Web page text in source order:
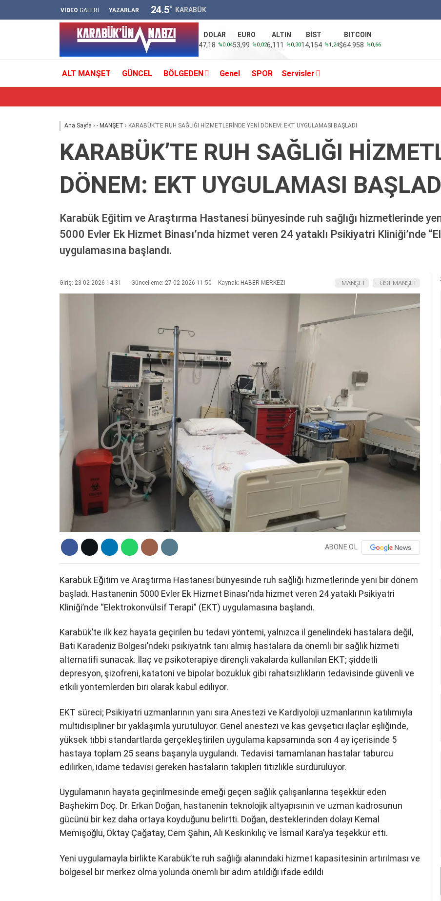
VİDEO GALERİ YAZARLAR 24.5° KARABÜK
DOLAR
47,18 %0,04
EURO
53,99 %0,02
ALTIN
6,111
%0,30
BİST
14,154 %1,24
BITCOIN
$64.958 %0,66
ALT MANŞET GÜNCEL BÖLGEDEN Genel SPOR Servisler
Ana Sayfa › - MANŞET › KARABÜK’TE RUH SAĞLIĞI HİZMETLERİNDE YENİ DÖNEM: EKT UYGULAMASI BAŞLADI
KARABÜK’TE RUH SAĞLIĞI
DÖNEM: EKT UYGULAMASI
Karabük Eğitim ve Araştırma Hastanesi bünyesinde ruh sağlığı hizmetlerinde
5000 Evler Ek Hizmet Binası’nda hizmet veren 24 yataklı Psikiyatri Kliniği’nde
uygulamasına başlandı.
Giriş: 23-02-2026 14:31 Güncelleme: 27-02-2026 11:50 Kaynak: HABER MERKEZI - MANŞET - ÜST MANŞET
ABONE OL
Karabük Eğitim ve Araştırma Hastanesi bünyesinde ruh sağlığı hizmetlerinde yeni bir dönem
başladı. Hastanenin 5000 Evler Ek Hizmet Binası’nda hizmet veren 24 yataklı Psikiyatri
Kliniği’nde “Elektrokonvülsif Terapi” (EKT) uygulamasına başlandı.
Karabük’te ilk kez hayata geçirilen bu tedavi yöntemi, yalnızca il genelindeki hastalara değil,
Batı Karadeniz Bölgesi’ndeki psikiyatrik tanı almış hastalara da önemli bir sağlık hizmeti
alternatifi sunacak. İlaç ve psikoterapiye dirençli vakalarda kullanılan EKT; şiddetli
depresyon, şizofreni, katatoni ve bipolar bozukluk gibi rahatsızlıkların tedavisinde güvenli ve
etkili yöntemlerden biri olarak kabul ediliyor.
EKT süreci; Psikiyatri uzmanlarının yanı sıra Anestezi ve Kardiyoloji uzmanlarının katılımıyla
multidisipliner bir yaklaşımla yürütülüyor. Genel anestezi ve kas gevşetici ilaçlar eşliğinde,
yüksek tıbbi standartlarda gerçekleştirilen uygulama kapsamında son 4 ay içerisinde 5
hastaya toplam 25 seans başarıyla uygulandı. Tedavisi tamamlanan hastalar taburcu
edilirken, idame tedavisi gereken hastaların takipleri titizlikle sürdürülüyor.
Uygulamanın hayata geçirilmesinde emeği geçen sağlık çalışanlarına teşekkür eden
Başhekim Doç. Dr. Erkan Doğan, hastanenin teknolojik altyapısının ve uzman kadrosunun
gücünü bir kez daha ortaya koyduğunu belirtti. Doğan, desteklerinden dolayı Kemal
Memişoğlu, Oktay Çağatay, Cem Şahin, Ali Keskinkılıç ve İsmail Kara’ya teşekkür etti.
Yeni uygulamayla birlikte Karabük’te ruh sağlığı alanındaki hizmet kapasitesinin artırılması ve
bölgesel bir merkez olma yolunda önemli bir adım atıldığı ifade edildi